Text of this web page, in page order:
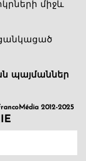
միջև
պայմաններ
2012-2025